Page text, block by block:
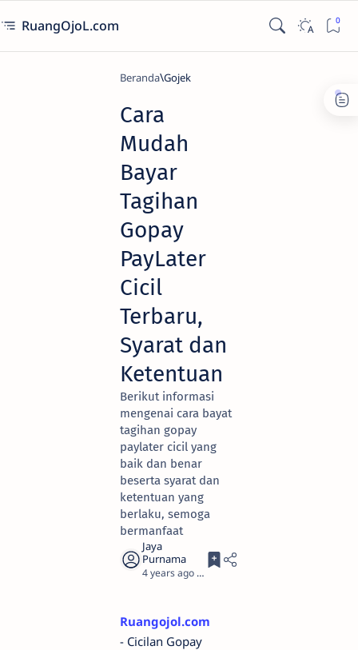
RuangOjoL.com
Beranda Gojek
Cara
Mudah
Bayar
Tagihan
Gopay
PayLater
Cicil
Terbaru,
Syarat dan
Ketentuan
Berikut informasi
mengenai cara bayat
tagihan gopay
paylater cicil yang
baik dan benar
beserta syarat dan
ketentuan yang
berlaku, semoga
bermanfaat
4 years ago 3
Ruangojol.com
- Cicilan Gopay